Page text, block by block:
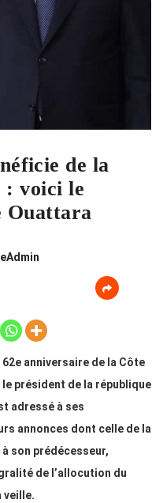
de la
: voici le
Ouattara
anniversaire de la Côte
le président de la république
adressé à ses
annonces dont celle de la
son prédécesseur,
de l’allocution du
veille.